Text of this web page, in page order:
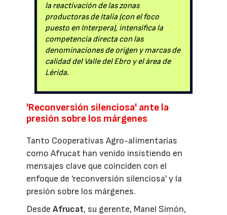
la reactivación de las zonas
productoras de Italia (con el foco
puesto en Interpera), intensifica la
competencia directa con las
denominaciones de origen y marcas de
calidad del Valle del Ebro y el área de
Lérida.
'Reconversión silenciosa' ante la
presión sobre los márgenes
Tanto Cooperativas Agro-alimentarias
como Afrucat han venido insistiendo en
mensajes clave que coinciden con el
enfoque de 'reconversión silenciosa' y la
presión sobre los márgenes.
DesdeAfrucat, su gerente, Manel Simón,